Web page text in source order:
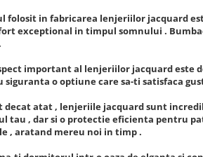
folosit in fabricarea lenjeriilor jacquard
exceptional in timpul somnului .
important al lenjeriilor jacquard este
siguranta o optiune care sa-ti satisfaca
atat , lenjeriile jacquard sunt
tau , dar si o protectie eficienta pentru
, aratand mereu noi in timp .